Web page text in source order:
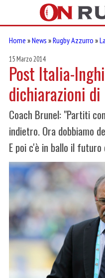
Home »News »Rugby Azzurro »
15 Marzo 2014
Post Italia-
dichiarazioni
Coach Brunel: "Partiti
indietro. Ora dobbiamo
E poi c'è in ballo il futuro